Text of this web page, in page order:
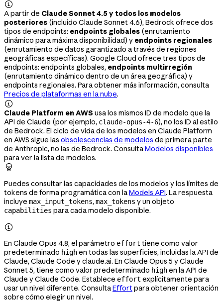

A partir de Claude Sonnet 4.5 y todos los modelos
posteriores (incluido Claude Sonnet 4.6), Bedrock ofrece dos
tipos de endpoints: endpoints globales (enrutamiento
dinámico para máxima disponibilidad) y endpoints regionales
(enrutamiento de datos garantizado a través de regiones
geográficas específicas). Google Cloud ofrece tres tipos de
endpoints: endpoints globales, endpoints multirregión
(enrutamiento dinámico dentro de un área geográfica) y
endpoints regionales. Para obtener más información, consulta
Precios de plataformas en la nube.

Claude Platform en AWS usa los mismos ID de modelo que la
API de Claude (por ejemplo, claude-opus-4-6), no los ID al estilo
de Bedrock. El ciclo de vida de los modelos en Claude Platform
en AWS sigue las obsolescencias de modelos de primera parte
de Anthropic, no las de Bedrock. ConsultaModelos disponibles
para ver la lista de modelos.

Puedes consultar las capacidades de los modelos y los límites de
tokens de forma programática con laModels API. La respuesta
incluye max_input_tokens, max_tokens y un objeto
capabilities para cada modelo disponible.

En Claude Opus 4.8, el parámetro effort tiene como valor
predeterminado highen todas las superficies, incluidas la API de
Claude, Claude Code y claude.ai. En Claude Opus 5 y Claude
Sonnet 5, tiene como valor predeterminado highen la API de
Claude y Claude Code. Establece effort explícitamente para
usar un nivel diferente. ConsultaEffortpara obtener orientación
sobre cómo elegir un nivel.